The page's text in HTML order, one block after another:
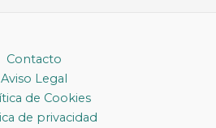
Contacto
Aviso Legal
de Cookies
de privacidad